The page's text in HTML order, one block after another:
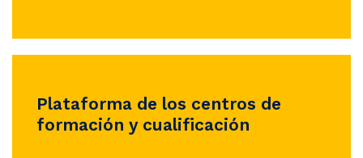
Plataforma de los centros de
formación y cualificación